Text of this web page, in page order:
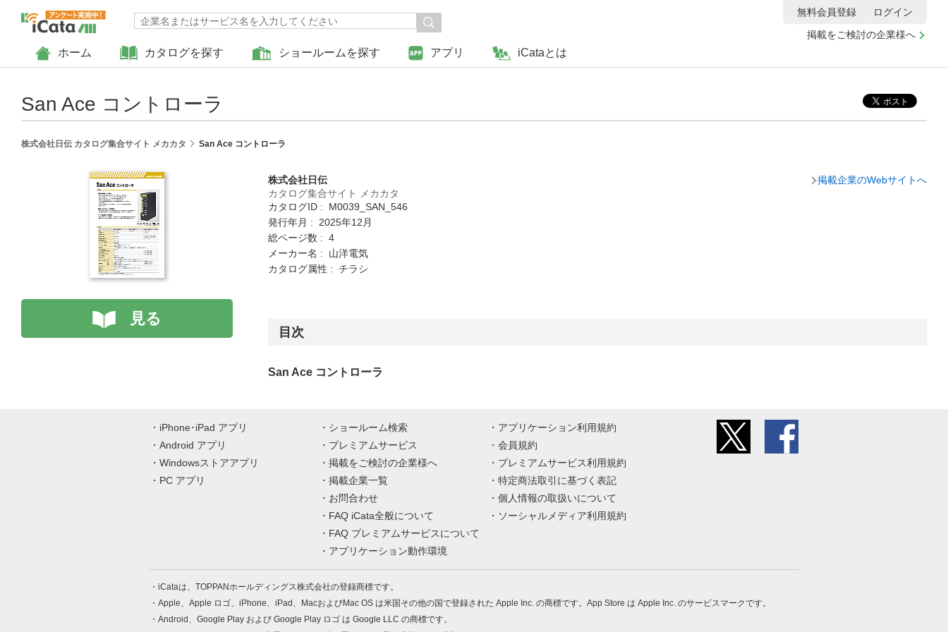
ホーム カタログを探す ショールームを探す アプリ iCataとは
掲載をご検討の企業様へ
無料会員登録 ログイン
San Ace コントローラ
株式会社日伝 カタログ集合サイト メカカタ San Ace コントローラ
見る
株式会社日伝
カタログ集合サイト メカカタ
カタログID : M0039_SAN_546
発行年月 : 2025年12月
総ページ数 : 4
メーカー名 : 山洋電気
カタログ属性 : チラシ
掲載企業のWebサイトへ
目次
San Ace コントローラ
iPhone･iPad アプリ
Android アプリ
Windowsストアアプリ
PC アプリ
ショールーム検索
プレミアムサービス
掲載をご検討の企業様へ
掲載企業一覧
お問合わせ
FAQ iCata全般について
FAQ プレミアムサービスについて
アプリケーション動作環境
アプリケーション利用規約
会員規約
プレミアムサービス利用規約
特定商法取引に基づく表記
個人情報の取扱いについて
ソーシャルメディア利用規約
iCataは、TOPPANホールディングス株式会社の登録商標です。
Apple、Apple ロゴ、iPhone、iPad、MacおよびMac OS は米国その他の国で登録された Apple Inc. の商標です。App Store は Apple Inc. のサービスマークです。
Android、Google Play および Google Play ロゴ は Google LLC の商標です。